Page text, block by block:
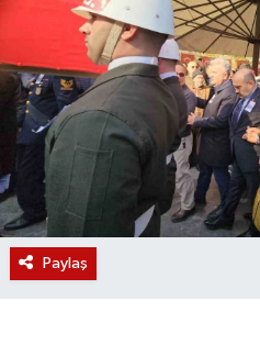
Paylaş
Etkinlikler